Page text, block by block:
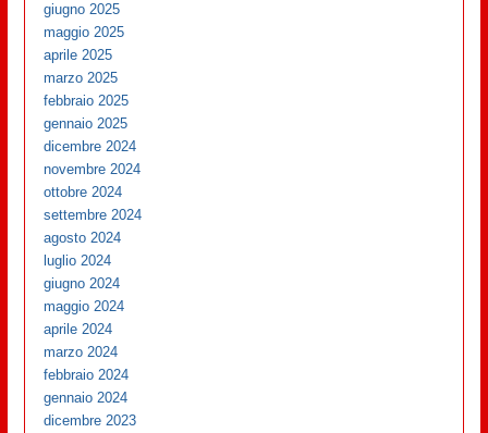
giugno 2025
maggio 2025
aprile 2025
marzo 2025
febbraio 2025
gennaio 2025
dicembre 2024
novembre 2024
ottobre 2024
settembre 2024
agosto 2024
luglio 2024
giugno 2024
maggio 2024
aprile 2024
marzo 2024
febbraio 2024
gennaio 2024
dicembre 2023